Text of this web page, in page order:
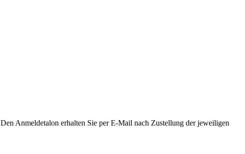
Anmeldetalon erhalten Sie per E-Mail nach Zustellung der jeweiligen